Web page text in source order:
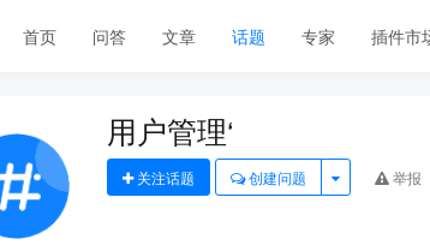
首页 问答 文章 话题 专家 插件市
用户管理‘
关注话题 创建问题 举报